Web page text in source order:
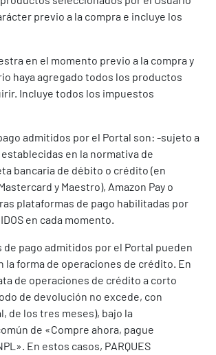
previo a la compra e incluye los
en el momento previo a la compra y
haya agregado todos los productos
Incluye todos los impuestos
admitidos por el Portal son: -sujeto a
en la normativa de
bancaria de débito o crédito (en
y Maestro), Amazon Pay o
plataformas de pago habilitadas por
en cada momento.
de pago admitidos por el Portal pueden
la forma de operaciones de crédito. En
de operaciones de crédito a corto
de devolución no excede, con
de los tres meses), bajo la
de «Compre ahora, pague
En estos casos, PARQUES